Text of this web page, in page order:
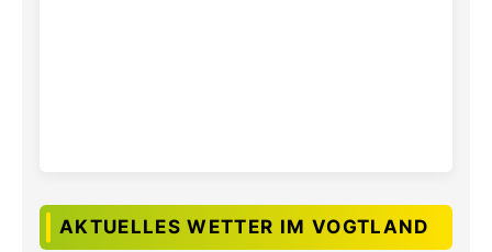
AKTUELLES WETTER IM VOGTLAND